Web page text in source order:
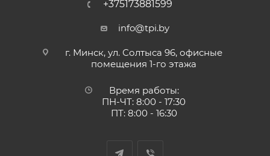
+375173881599
info@tpi.by
г. Минск, ул. Солтыса 96, офисные
помещения 1-го этажа
Время работы:
ПН-ЧТ: 8:00 - 17:30
ПТ: 8:00 - 16:30